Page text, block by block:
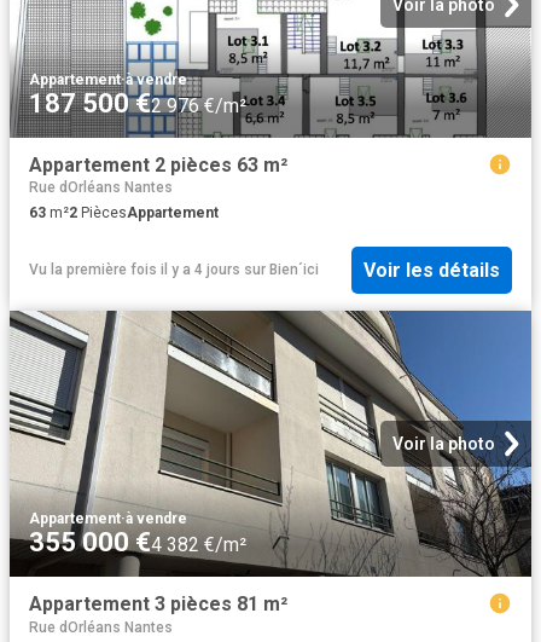
Voir la photo
Appartement·à vendre
187 500 €2 976 €/m²
Appartement 2 pièces 63 m²
Rue dOrléans Nantes
63 m²2 PiècesAppartement
Vu la première fois il y a 4 jours sur Bien´ici Voir les détails
Voir la photo
Appartement·à vendre
355 000 €4 382 €/m²
Appartement 3 pièces 81 m²
Rue dOrléans Nantes